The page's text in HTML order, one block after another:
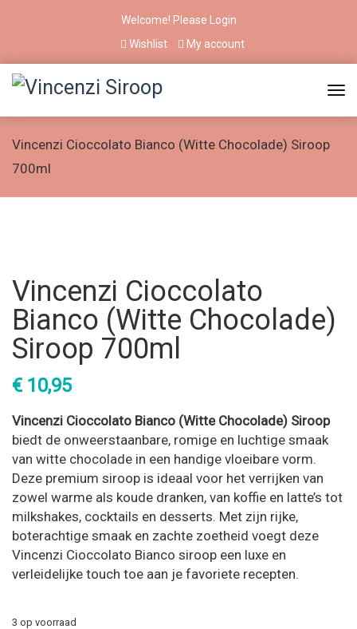
Welcome! Please
Login
Wishlist
My account
Vincenzi Cioccolato Bianco (Witte Chocolade) Siroop
700ml
Vincenzi Cioccolato
Bianco (Witte Chocolade)
Siroop 700ml
€ 10,95
Vincenzi Cioccolato Bianco (Witte Chocolade) Siroop
biedt de onweerstaanbare, romige en luchtige smaak
van witte chocolade in een handige vloeibare vorm.
Deze premium siroop is ideaal voor het verrijken van
zowel warme als koude dranken, van koffie en latte’s tot
milkshakes, cocktails en desserts. Met zijn rijke,
boterachtige smaak en zachte zoetheid voegt deze
Vincenzi Cioccolato Bianco siroop een luxe en
verleidelijke touch toe aan je favoriete recepten.
3 op voorraad